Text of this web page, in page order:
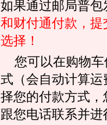
如果通过邮局普包
和财付通付款，
选择！
您可以在购物
式（会自动计算
择您的付款方式
跟您电话联系并